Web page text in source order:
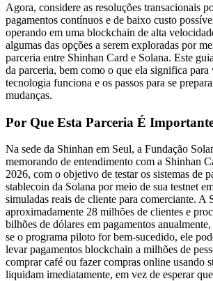
Agora, considere as resoluções transacionais
pagamentos contínuos e de baixo custo
operando em uma blockchain de alta
algumas das opções a serem exploradas por
parceria entre Shinhan Card e Solana. Este
da parceria, bem como o que ela significa para
tecnologia funciona e os passos para se
mudanças.
Por Que Esta Parceria É
Na sede da Shinhan em Seul, a Fundação
memorando de entendimento com a Shinhan
2026, com o objetivo de testar os sistemas de
stablecoin da Solana por meio de sua testnet
simuladas reais de cliente para comerciante. A
aproximadamente 28 milhões de clientes e
bilhões de dólares em pagamentos
se o programa piloto for bem-sucedido, ele
levar pagamentos blockchain a milhões de
comprar café ou fazer compras online usando
liquidam imediatamente, em vez de esperar